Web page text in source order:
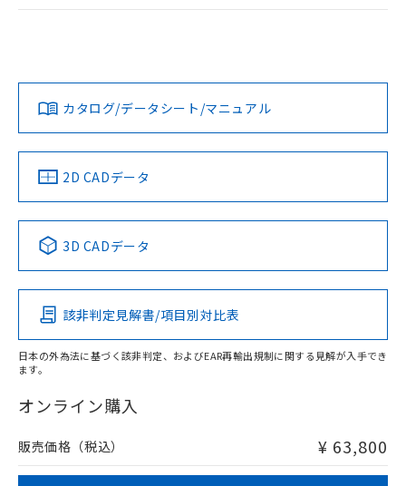
ログイン/会員登録
ダウンロードデータをご利用いただく前に、以下を必ずお読
みください。
ソフトウェアの使用条件
EU RoHS 注意事項・凡例
対応済み
中国 RoHS 注意事項・凡例
Pb Hg Cd Cr(VI)
O
在庫等で未対応品が混在する可能性があります。
問い合わせください。
LR型式承認
（イギリス
船舶規格）
DNV型式承認
（ノルウェー
BV型式承認
（フランス
KR型式
（韓国
Yes No No No
この製品の規格認証/適合状況ページへ
その他の認証はこちらのページからご検索ください
カタログ/データシート/マニュアル
2D CADデータ
3D CADデータ
該非判定見解書/項目別対比表
日本の外為法に基づく該非判定、およびEAR再輸出規制に関する見解が入手でき
ます。
オンライン購入
販売価格（税込） ¥ 63,800